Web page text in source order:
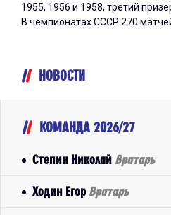
1955, 1956 и 1958, третий
В чемпионатах СССР 270
НОВОСТИ
КОМАНДА 2026/27
Степин Николай Вратарь
Ходин Егор Вратарь